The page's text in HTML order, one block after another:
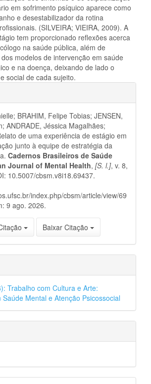
em sofrimento psíquico aparece como
e desestabilizador da rotina
(SILVEIRA; VIEIRA, 2009). A
tem proporcionado reflexões acerca
na saúde pública, além de
modelos de intervenção em saúde
e na doença, deixando de lado o
social de cada sujeito.
BRAHIM, Felipe Tobias; JENSEN,
ANDRADE, Jéssica Magalhães;
de uma experiência de estágio em
junto à equipe de estratégia da
Cadernos Brasileiros de Saúde
Journal of Mental Health, [S. l.], v. 8,
10.5007/cbsm.v8i18.69437.
index.php/cbsm/article/view/69
9 ago. 2026.
Baixar Citação
Trabalho com Cultura e Arte:
Saúde Mental e Atenção Psicossocial